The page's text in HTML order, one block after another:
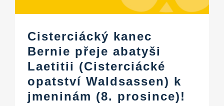
Cisterciácký kanec
Bernie přeje abatyši
Laetitii (Cisterciácké
opatství Waldsassen) k
jmeninám (8. prosince)!